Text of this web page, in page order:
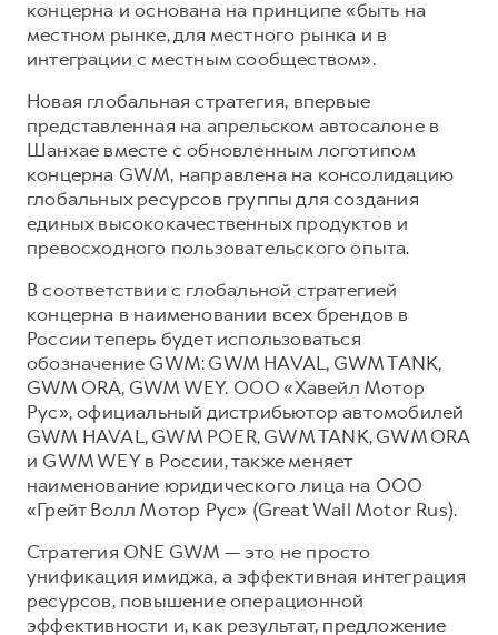
от 3 449 000 ₽
Для малого бизнеса
Корпоративным клиентам
Крупным корпоративным клиентам
Система управления автопарком GWM Fleet
Сервис для корпоративных клиентов
HAVAL Лизинг
Автомобильные аксессуары
Коллекция CITY
Коллекция Базовая
Коллекция Детская
Мобильное приложение GWM
Программа «HAVAL Защита+»
Руководства по эксплуатации
Подписки
АКСЕССУАРЫ HAVAL
Автомобильные аксессуары
Коллекция CITY
Коллекция Базовая
Коллекция Детская
концерна и основана на принципе «быть на
местном рынке, для местного рынка и в
интеграции с местным сообществом».
Новая глобальная стратегия, впервые
представленная на апрельском автосалоне в
Шанхае вместе с обновленным логотипом
концерна GWM, направлена на консолидацию
глобальных ресурсов группы для создания
единых высококачественных продуктов и
превосходного пользовательского опыта.
В соответствии с глобальной стратегией
концерна в наименовании всех брендов в
России теперь будет использоваться
обозначение GWM: GWM HAVAL, GWM TANK,
GWM ORA, GWM WEY. ООО «Хавейл Мотор
Рус», официальный дистрибьютор автомобилей
GWM HAVAL, GWM POER, GWM TANK, GWM ORA
и GWM WEY в России, также меняет
наименование юридического лица на ООО
«Грейт Волл Мотор Рус» (Great Wall Motor Rus).
Стратегия ONE GWM — это не просто
унификация имиджа, а эффективная интеграция
ресурсов, повышение операционной
эффективности и, как результат, предложение